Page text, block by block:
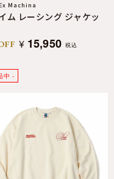
Machina
ム レーシング ジャケッ
¥ 15,950 税込